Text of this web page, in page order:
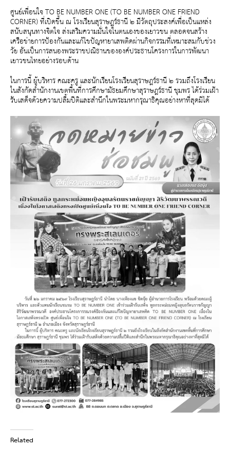
ศูนย์เพื่อนใจ TO BE NUMBER ONE (TO BE NUMBER ONE FRIEND
CORNER) ที่เปิดขึ้น ณ โรงเรียนสุราษฎร์ธานี ๒ มีวัตถุประสงค์เพื่อเป็นแหล่ง
สนับสนุนทางจิตใจ ส่งเสริมความมั่นใจในตนเองของเยาวชน ตลอดจนสร้าง
เครือข่ายการป้องกันและแก้ไขปัญหายาเสพติดผ่านกิจกรรมที่เหมาะสมกับช่วง
วัย อันเป็นการสนองพระราชปณิธานขององค์ประธานโครงการในการพัฒนา
เยาวชนไทยอย่างรอบด้าน
ในการนี้ ผู้บริหาร คณะครู และนักเรียนโรงเรียนสุราษฎร์ธานี ๒ รวมถึงโรงเรียน
ในสังกัดสำนักงานเขตพื้นที่การศึกษามัธยมศึกษาสุราษฎร์ธานี ชุมพร ได้ร่วมเฝ้า
รับเสด็จด้วยความปลื้มปีติและสำนึกในพระมหากรุณาธิคุณอย่างหาที่สุดมิได้
Related